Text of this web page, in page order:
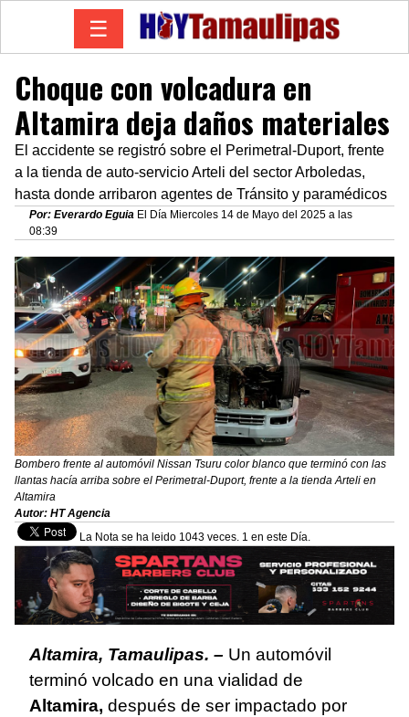
☰
Choque con volcadura en
Altamira deja daños materiales
El accidente se registró sobre el Perimetral-Duport, frente
a la tienda de auto-servicio Arteli del sector Arboledas,
hasta donde arribaron agentes de Tránsito y paramédicos
Por: Everardo Eguia El Día Miercoles 14 de Mayo del 2025 a las
08:39
Bombero frente al automóvil Nissan Tsuru color blanco que terminó con las
llantas hacía arriba sobre el Perimetral-Duport, frente a la tienda Arteli en
Altamira
Autor: HT Agencia
La Nota se ha leido 1043 veces. 1 en este Día.
Altamira, Tamaulipas. – Un automóvil
terminó volcado en una vialidad de
Altamira, después de ser impactado por